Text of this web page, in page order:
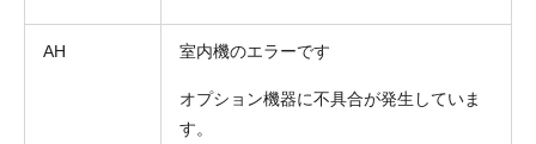
AH 室内機のエラーです
オプション機器に不具合が発生していま
す。